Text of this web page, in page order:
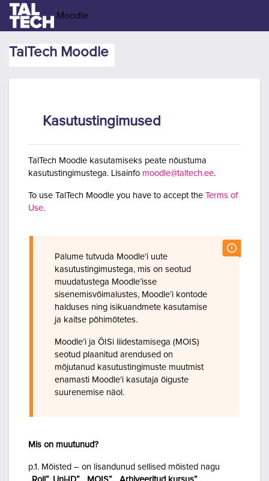
Jäta vahele peasisuni
Moodle
TalTech Moodle
Kasutustingimused
TalTech Moodle kasutamiseks peate nõustuma
kasutustingimustega. Lisainfo moodle@taltech.ee.
To use TalTech Moodle you have to accept the Terms of
Use.
Palume tutvuda Moodle’i uute
kasutustingimustega, mis on seotud
muudatustega Moodle’isse
sisenemisvõimalustes, Moodle’i kontode
halduses ning isikuandmete kasutamise
ja kaitse põhimõtetes.
Moodle’i ja ÕISi liidestamisega (MOIS)
seotud plaanitud arendused on
mõjutanud kasutustingimuste muutmist
enamasti Moodle’i kasutaja õiguste
suurenemise näol.
Mis on muutunud?
p.1. Mõisted – on lisandunud sellised mõisted nagu